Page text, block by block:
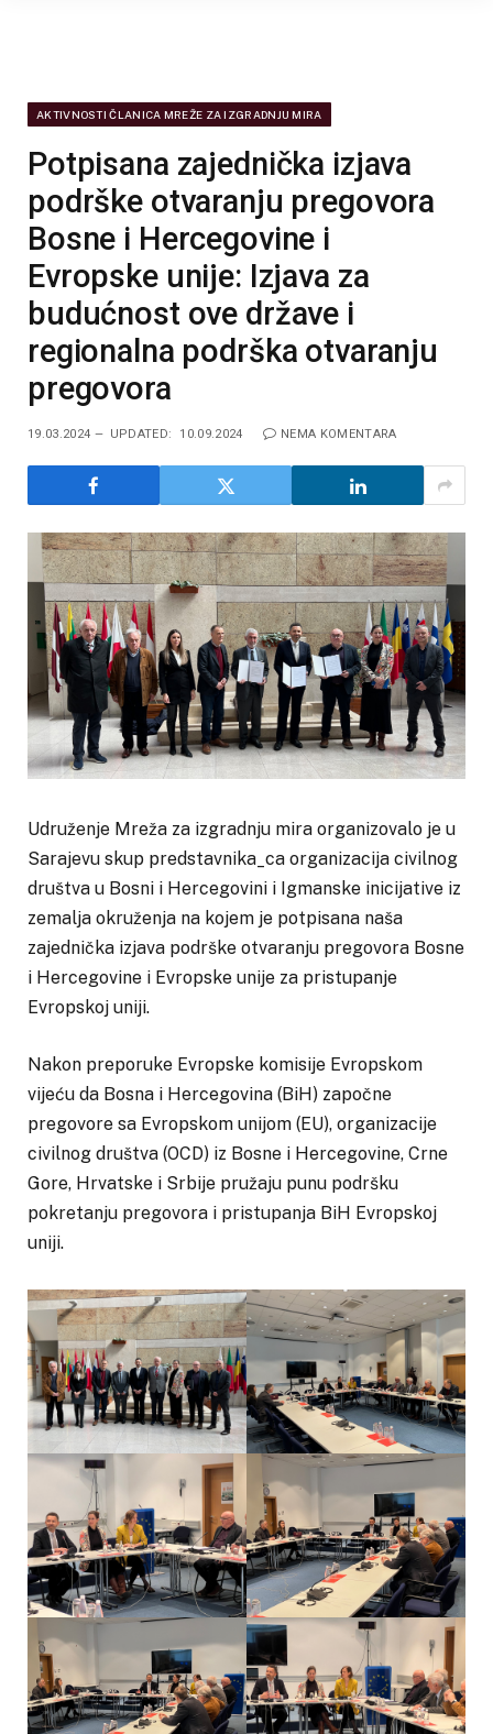
AKTIVNOSTI ČLANICA MREŽE ZA IZGRADNJU MIRA
Potpisana zajednička izjava
podrške otvaranju pregovora
Bosne i Hercegovine i
Evropske unije: Izjava za
budućnost ove države i
regionalna podrška otvaranju
pregovora
19.03.2024 UPDATED: 10.09.2024 NEMA KOMENTARA
Udruženje Mreža za izgradnju mira organizovalo je u
Sarajevu skup predstavnika_ca organizacija civilnog
društva u Bosni i Hercegovini i Igmanske inicijative iz
zemalja okruženja na kojem je potpisana naša
zajednička izjava podrške otvaranju pregovora Bosne
i Hercegovine i Evropske unije za pristupanje
Evropskoj uniji.
Nakon preporuke Evropske komisije Evropskom
vijeću da Bosna i Hercegovina (BiH) započne
pregovore sa Evropskom unijom (EU), organizacije
civilnog društva (OCD) iz Bosne i Hercegovine, Crne
Gore, Hrvatske i Srbije pružaju punu podršku
pokretanju pregovora i pristupanja BiH Evropskoj
uniji.